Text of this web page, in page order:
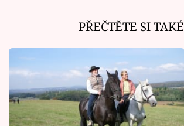
PŘEČTĚTE SI TAKÉ